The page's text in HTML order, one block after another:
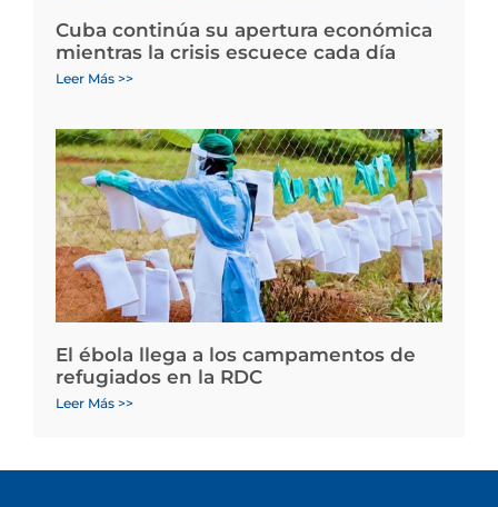
Cuba continúa su apertura económica
mientras la crisis escuece cada día
Leer Más >>
El ébola llega a los campamentos de
refugiados en la RDC
Leer Más >>